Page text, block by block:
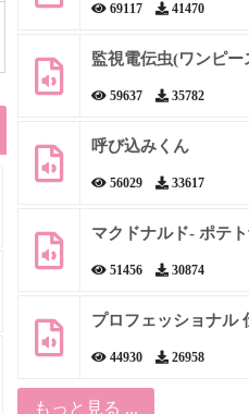
69117 41470
監視電伝虫(ワンピー
59637 35782
呼び込みくん
56029 33617
マクドナルド- ポテ
51456 30874
プロフェッショナル
44930 26958
もっと見る ...